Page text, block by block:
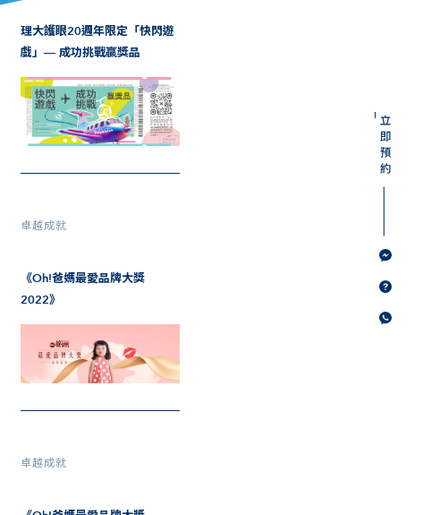
理大護眼20週年限定「快閃遊
戲」— 成功挑戰贏獎品
卓越成就
《Oh!爸媽最愛品牌大獎
2022》
卓越成就